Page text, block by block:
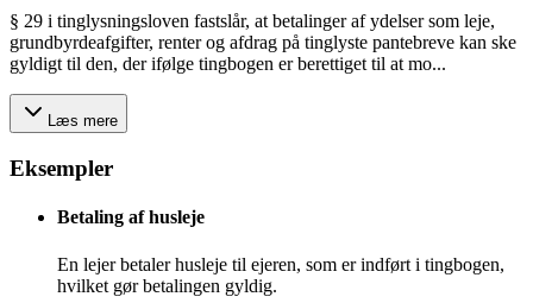
§ 29 i tinglysningsloven fastslår, at betalinger af ydelser som leje,
grundbyrdeafgifter, renter og afdrag på tinglyste pantebreve kan ske
gyldigt til den, der ifølge tingbogen er berettiget til at mo...
Læs mere
Eksempler
Betaling af husleje
En lejer betaler husleje til ejeren, som er indført i tingbogen,
hvilket gør betalingen gyldig.